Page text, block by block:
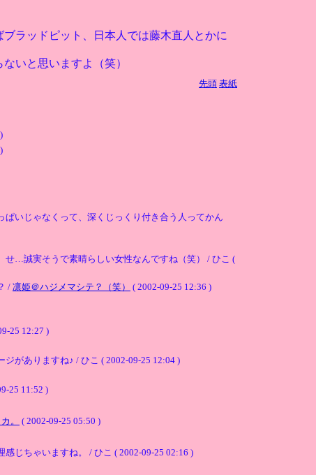
ラッドピット、日本人では藤木直人とかに
いと思いますよ（笑）
先頭 表紙
いじゃなくって、深くじっくり付き合う人ってかん
…誠実そうで素晴らしい女性なんですね（笑） / ひこ (
/ 凛姫＠ハジメマシテ？（笑）
( 2002-09-25 12:36 )
25 12:27 )
がありますね♪ / ひこ ( 2002-09-25 12:04 )
25 11:52 )
。
( 2002-09-25 05:50 )
じちゃいますね。 / ひこ ( 2002-09-25 02:16 )